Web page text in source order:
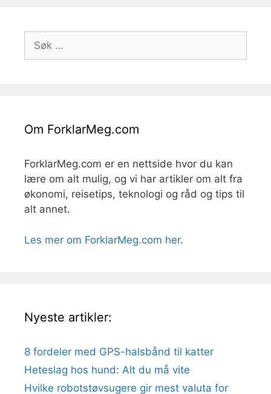
Søk
etter:
Om ForklarMeg.com
ForklarMeg.com er en nettside hvor du kan
lære om alt mulig, og vi har artikler om alt fra
økonomi, reisetips, teknologi og råd og tips til
alt annet.
Les mer om ForklarMeg.com her.
Nyeste artikler:
8 fordeler med GPS-halsbånd til katter
Heteslag hos hund: Alt du må vite
Hvilke robotstøvsugere gir mest valuta for